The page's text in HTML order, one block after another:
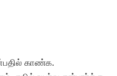
காண்க.